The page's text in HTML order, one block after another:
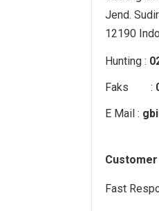
Jend.
12190
Hunting :
Faks :
E Mail :
Fast